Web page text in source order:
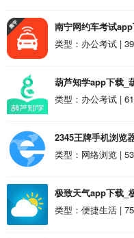
南宁网约车考试
v2.2.34安卓版
类型：办公考试 |
葫芦知学app下载_
类型：办公考试 |
2345王牌手机浏览
览器v13.1.39安卓版
类型：网络浏览 |
极致天气app下载_
类型：便捷生活 |